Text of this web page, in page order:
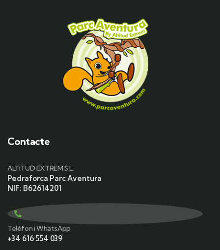
Contacte
ALTITUD EXTREM S.L.
Pedraforca Parc Aventura
NIF: B62614201
Telèfon i WhatsApp
+34 616 554 039